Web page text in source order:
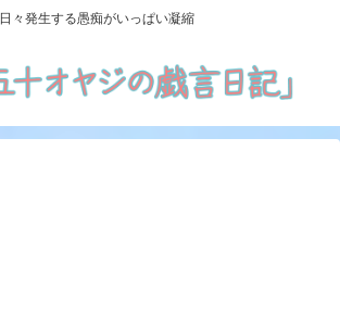
日々発生する愚痴がいっぱい凝縮